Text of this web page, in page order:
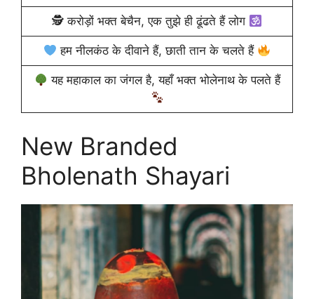
🕵करोड़ों भक्त बेचैन, एक तुझे ही ढूंढते हैं लोग
हम नीलकंठ के दीवाने हैं, छाती तान के चलते हैं
यह महाकाल का जंगल है, यहाँ भक्त भोलेनाथ के पलते हैं
New Branded
Bholenath Shayari